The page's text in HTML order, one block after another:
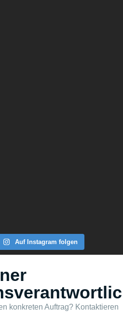
Auf Instagram folgen
konkreten Auftrag? Kontaktieren